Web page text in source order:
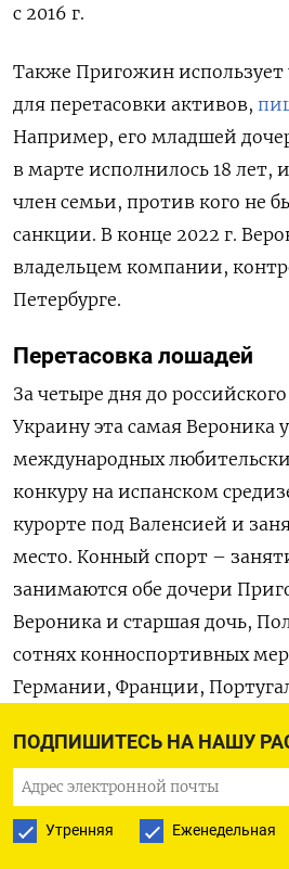
ПОДПИШИТЕСЬ НА НАШУ
Утренняя Еженедельная
с 2016 г.
Также Пригожин использует
для перетасовки активов,
Например, его младшей
в марте исполнилось 18 лет,
член семьи, против кого не
санкции. В конце 2022 г.
владельцем компании,
Петербурге.
Перетасовка лошадей
За четыре дня до
Украину эта самая Вероника
международных
конкуру на испанском
курорте под Валенсией и
место. Конный спорт –
занимаются обе дочери
Вероника и старшая дочь,
сотнях конноспортивных
Германии, Франции,
данные Международной
спорта (FEI).
Ни одна из лошадей, на